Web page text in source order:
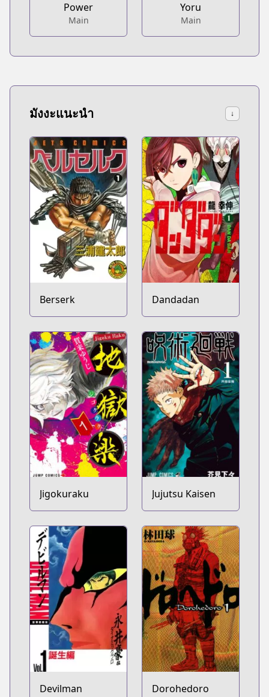
Power
Main
Yoru
Main
มังงะแนะนำ ↓
Berserk Dandadan
Jigokuraku Jujutsu Kaisen
Devilman Dorohedoro